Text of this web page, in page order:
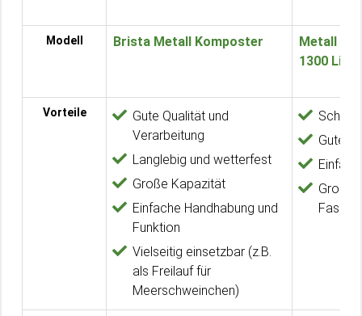
Modell Brista Metall Komposter
Metall
1300 Liter
Vorteile
Gute Qualität und
Verarbeitung
Langlebig und wetterfest
Große Kapazität
Einfache Handhabung und
Funktion
Vielseitig einsetzbar (z.B.
als Freilauf für
Meerschweinchen)
Gute
Großes